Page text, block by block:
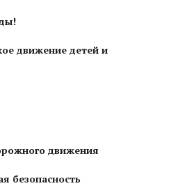
движение детей и
движения
безопасность